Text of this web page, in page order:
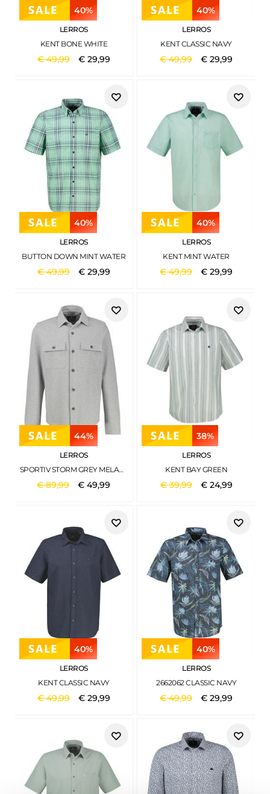
40%
LERROS
KENT BONE WHITE
€49,99 € 29,99
40%
LERROS
KENT CLASSIC NAVY
€49,99 €29,99
40%
LERROS
BUTTON DOWN MINT WATER
€49,99 € 29,99
40%
LERROS
KENT MINT WATER
€49,99 €29,99
44%
LERROS
SPORTIV STORM GREY MELANGE
€89,99 €49,99
38%
LERROS
KENT BAY GREEN
€39,99 € 24,99
40%
LERROS
KENT CLASSIC NAVY
€49,99 € 29,99
40%
LERROS
2662062 CLASSIC NAVY
€49,99 €29,99